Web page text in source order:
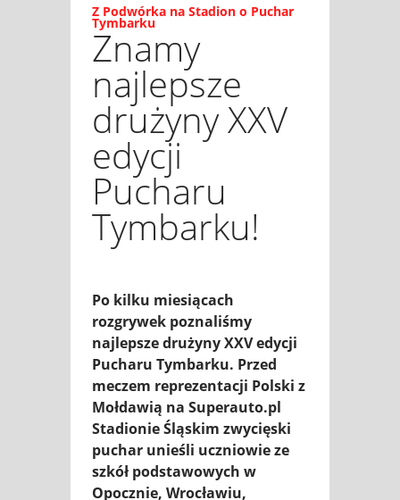
Z Podwórka na Stadion o Puchar
Tymbarku
Znamy
najlepsze
drużyny XXV
edycji
Pucharu
Tymbarku!
Po kilku miesiącach
rozgrywek poznaliśmy
najlepsze drużyny XXV edycji
Pucharu Tymbarku. Przed
meczem reprezentacji Polski z
Mołdawią na Superauto.pl
Stadionie Śląskim zwycięski
puchar unieśli uczniowie ze
szkół podstawowych w
Opocznie, Wrocławiu,